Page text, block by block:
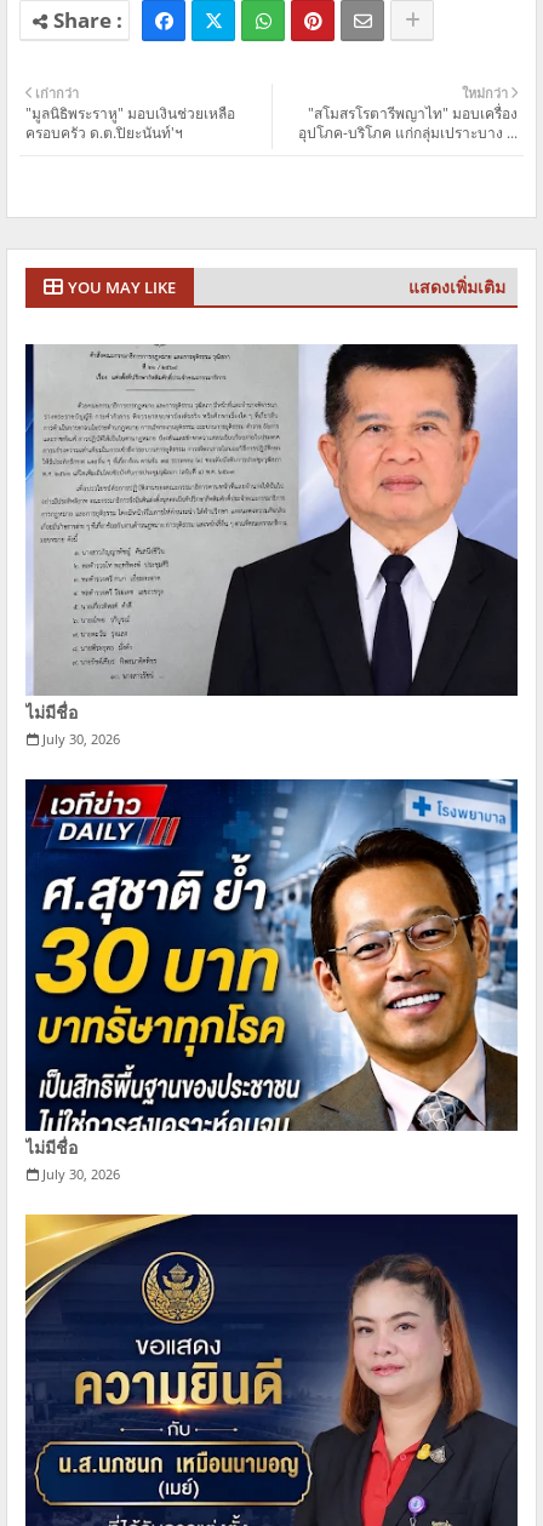
ใหม่กว่า
"สโมสรโรตารีพญาไท" มอบเครื่อง
อุปโภค-บริโภค แก่กลุ่มเปราะบาง ...
เก่ากว่า
"มูลนิธิพระราหู" มอบเงินช่วยเหลือ
ครอบครัว ด.ต.ปิยะนันท์'ฯ
YOU MAY LIKE แสดงเพิ่มเติม
ไม่มีชื่อ
July 30, 2026
ไม่มีชื่อ
July 30, 2026